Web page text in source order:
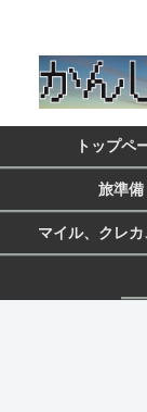
トップペ
旅準備
マイル、クレ